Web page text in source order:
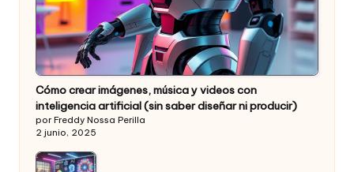
Cómo crear imágenes, música y videos con
inteligencia artificial (sin saber diseñar ni producir)
por Freddy Nossa Perilla
2 junio, 2025